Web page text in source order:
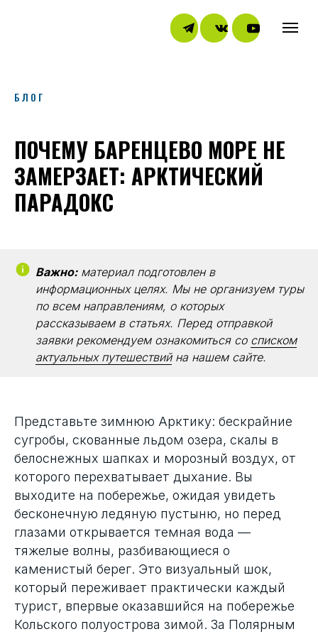
БЛОГ
ПОЧЕМУ БАРЕНЦЕВО МОРЕ НЕ
ЗАМЕРЗАЕТ: АРКТИЧЕСКИЙ
ПАРАДОКС
Важно:материал подготовлен в
информационных целях. Мы не организуем туры
по всем направлениям, о которых
рассказываем в статьях. Перед отправкой
заявки рекомендуем ознакомиться со списком
актуальных путешествийна нашем сайте.
Представьте зимнюю Арктику: бескрайние
сугробы, скованные льдом озера, скалы в
белоснежных шапках и морозный воздух, от
которого перехватывает дыхание. Вы
выходите на побережье, ожидая увидеть
бесконечную ледяную пустыню, но перед
глазами открывается темная вода —
тяжелые волны, разбивающиеся о
каменистый берег. Это визуальный шок,
который переживает практически каждый
турист, впервые оказавшийся на побережье
Кольского полуострова зимой. За Полярным